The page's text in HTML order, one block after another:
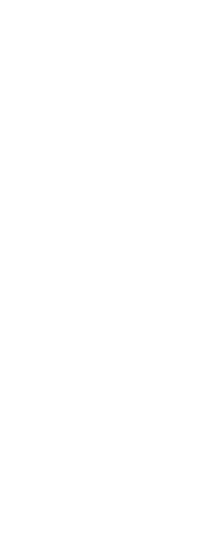
vous vers
pour tout autre
motivé par les
marchés
vous faire
de 25 %